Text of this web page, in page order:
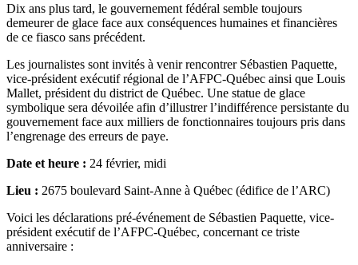
Dix ans plus tard, le gouvernement fédéral semble toujours
demeurer de glace face aux conséquences humaines et financières
de ce fiasco sans précédent.
Les journalistes sont invités à venir rencontrer Sébastien Paquette,
vice-président exécutif régional de l’AFPC-Québec ainsi que Louis
Mallet, président du district de Québec. Une statue de glace
symbolique sera dévoilée afin d’illustrer l’indifférence persistante du
gouvernement face aux milliers de fonctionnaires toujours pris dans
l’engrenage des erreurs de paye.
Date et heure : 24 février, midi
Lieu : 2675 boulevard Saint-Anne à Québec (édifice de l’ARC)
Voici les déclarations pré-événement de Sébastien Paquette, vice-
président exécutif de l’AFPC-Québec, concernant ce triste
anniversaire :